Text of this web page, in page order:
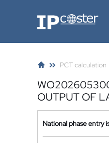
IP-Coster
PCT calculation
OUTPUT OF
National phase entry